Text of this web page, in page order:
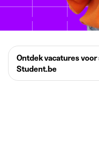
Ontdek vacatures voor
Student.be